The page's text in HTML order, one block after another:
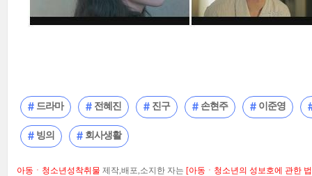
드라마 전혜진 진구 손현주 이준영
빙의 회사생활
아동ㆍ청소년성착취물 제작,배포,소지한 자는 [아동ㆍ청소년의 성보호에 관한